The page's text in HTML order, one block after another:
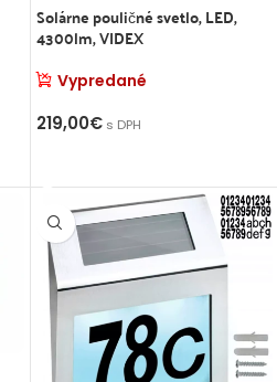
Solárne pouličné svetlo, LED,
4300lm, VIDEX
Vypredané
219,00€s DPH